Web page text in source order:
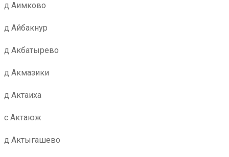
д Аимково
д Айбакнур
д Акбатырево
д Акмазики
д Актаиха
с Актаюж
д Актыгашево